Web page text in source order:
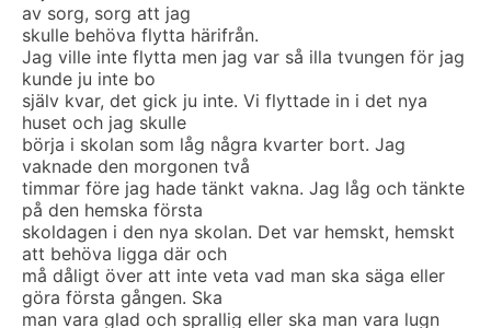
av sorg, sorg att jag
skulle behöva flytta härifrån.
Jag ville inte flytta men jag var så illa tvungen för jag
kunde ju inte bo
själv kvar, det gick ju inte. Vi flyttade in i det nya
huset och jag skulle
börja i skolan som låg några kvarter bort. Jag
vaknade den morgonen två
timmar före jag hade tänkt vakna. Jag låg och tänkte
på den hemska första
skoldagen i den nya skolan. Det var hemskt, hemskt
att behöva ligga där och
må dåligt över att inte veta vad man ska säga eller
göra första gången. Ska
man vara glad och sprallig eller ska man vara lugn